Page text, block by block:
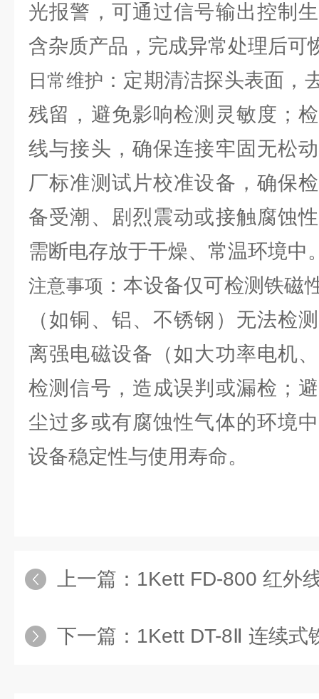
光报警，可通过信号输出控制
含杂质产品，完成异常处理后可
日常维护 ：定期清洁探头表面，
残留，避免影响检测灵敏度；
线与接头，确保连接牢固无松
厂标准测试片校准设备，确保
备受潮、剧烈震动或接触腐蚀
需断电存放于干燥、常温环境中
注意事项 ：本设备仅可检测铁磁
（如铜、铝、不锈钢）无法检
离强电磁设备（如大功率电机
检测信号，造成误判或漏检；
尘过多或有腐蚀性气体的环境
设备稳定性与使用寿命。
上一篇： 1Kett FD-800 红外
下一篇： 1Kett DT-8Ⅱ 连续式